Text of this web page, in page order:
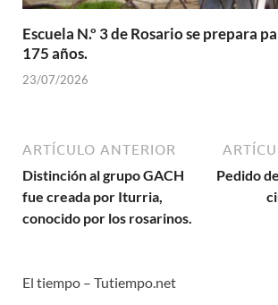
Escuela N.º 3 de Rosario se prepara
175 años.
23/07/2026
ARTÍCULO ANTERIOR
Distinción al grupo GACH
fue creada por Iturria,
conocido por los rosarinos.
Pedido
El tiempo – Tutiempo.net